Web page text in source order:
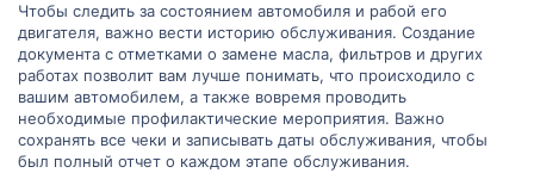
Чтобы следить за состоянием автомобиля и рабой его
двигателя, важно вести историю обслуживания. Создание
документа с отметками о замене масла, фильтров и других
работах позволит вам лучше понимать, что происходило с
вашим автомобилем, а также вовремя проводить
необходимые профилактические мероприятия. Важно
сохранять все чеки и записывать даты обслуживания, чтобы
был полный отчет о каждом этапе обслуживания.